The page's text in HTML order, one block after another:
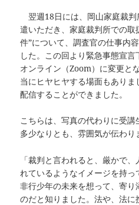
翌週18日には、岡山家庭裁
遣いただき、家庭裁判所での
件”について、調査官の仕事内
した。この回より緊急事態宣
オンライン（Zoom）に変更と
当にヒヤヒヤする場面もあり
配信することができました。
こちらは、写真の代わりに受講
多少なりとも、雰囲気が伝わり
「裁判と言われると、厳かで
れているようなイメージを持
非行少年の未来を想って、寄
のだと知りました。法や、法